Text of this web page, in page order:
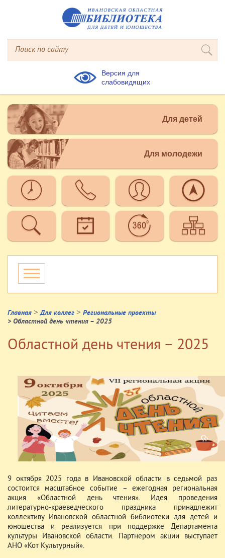
Версия для
слабовидящих
Для детей
Для молодежи
Главная >Для коллег > Региональные проекты
> Областной день чтения – 2025
Областной день чтения – 2025
9 октября 2025 года в Ивановской области в седьмой раз
состоится масштабное событие – ежегодная региональная
акция «Областной день чтения». Идея проведения
литературно-краеведческого праздника принадлежит
коллективу Ивановской областной библиотеки для детей и
юношества и реализуется при поддержке Департамента
культуры Ивановской области. Партнером акции выступает
АНО «Кот Культурный».